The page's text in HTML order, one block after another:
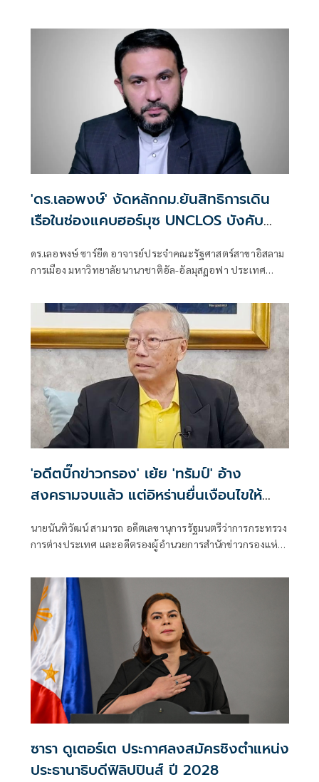
'ดร.เลอพงษ์' งัดหลักกม.ยันสิทธิการเดิน
เรือในช่องแคบฮอร์มุซ UNCLOS บังคับ
ดร.เลอพงษ์ ซาร์ยีด อาจารย์ประจำคณะรัฐศาสตร์สาขาอิสลาม
การเมือง มหาวิทยาลัยนานาชาติอัล-อัลมุสฏอฟา ประเทศ
ช่องแคบฮอร์มุซ" มีเนื้อหาดังนี้
'อดีตบิ๊กข่าวกรอง' เย้ย 'ทรัมป์' อ้าง​
สงครามจบแล้ว แต่อิหร่านยื่นเงือนไขให้
นายนันทิวัฒน์ สามารถ อดีตเลขานุการรัฐมนตรีว่าการกระทรวง
การต่างประเทศ และอดีตรองผู้อำนวยการสำนักข่าวกรองแห่ง
ว่าสงครามอิหร่านจะจบในไม่ช้าเพราะว่าแทบไม่เหลือเป้า
หมายให้โจมตี ว่า
ซารา ดูเตอร์เต ประกาศลงสมัครชิงตำแหน่ง
ประธานาธิบดีฟิลิปปินส์ ปี 2028